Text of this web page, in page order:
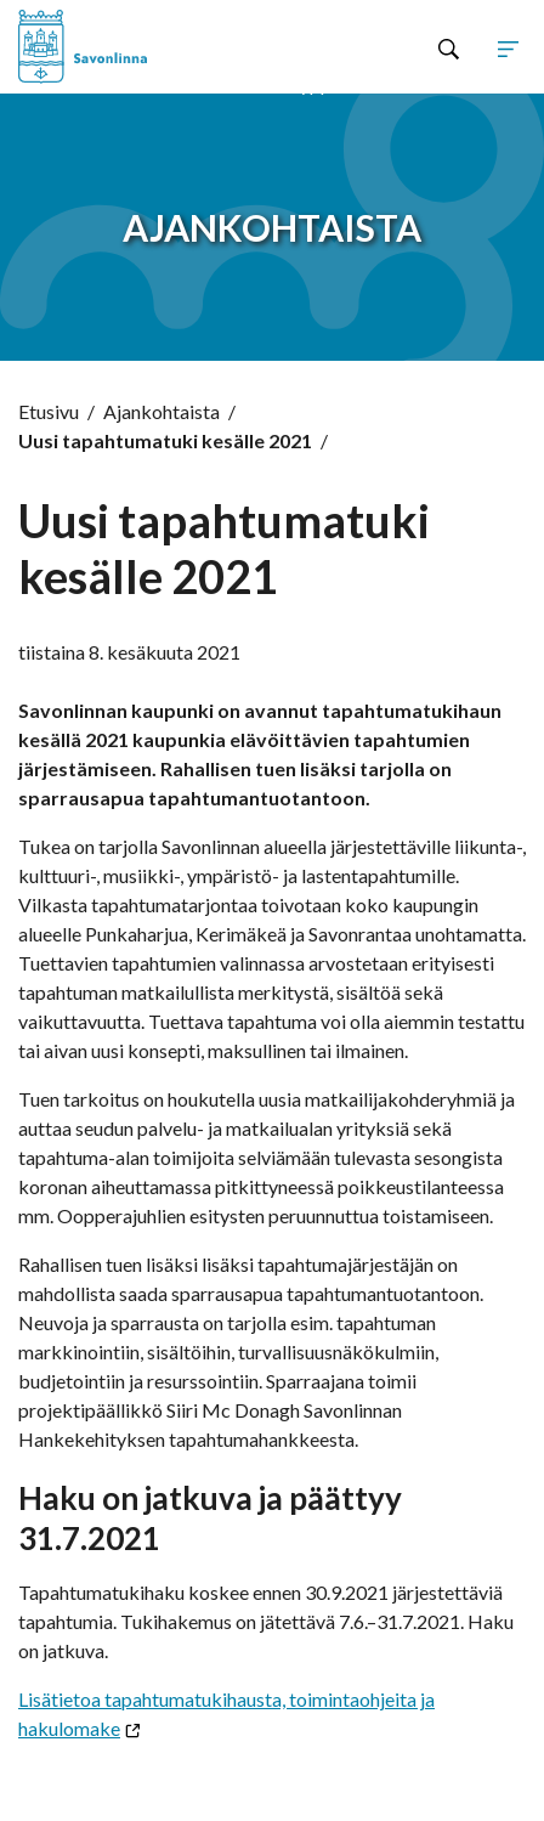
AJANKOHTAISTA
Etusivu / Ajankohtaista /
Uusi tapahtumatuki kesälle 2021 /
Uusi tapahtumatuki
kesälle 2021
tiistaina 8. kesäkuuta 2021
Savonlinnan kaupunki on avannut tapahtumatukihaun
kesällä 2021 kaupunkia elävöittävien tapahtumien
järjestämiseen. Rahallisen tuen lisäksi tarjolla on
sparrausapua tapahtumantuotantoon.
Tukea on tarjolla Savonlinnan alueella järjestettäville liikunta-,
kulttuuri-, musiikki-, ympäristö- ja lastentapahtumille.
Vilkasta tapahtumatarjontaa toivotaan koko kaupungin
alueelle Punkaharjua, Kerimäkeä ja Savonrantaa unohtamatta.
Tuettavien tapahtumien valinnassa arvostetaan erityisesti
tapahtuman matkailullista merkitystä, sisältöä sekä
vaikuttavuutta. Tuettava tapahtuma voi olla aiemmin testattu
tai aivan uusi konsepti, maksullinen tai ilmainen.
Tuen tarkoitus on houkutella uusia matkailijakohderyhmiä ja
auttaa seudun palvelu- ja matkailualan yrityksiä sekä
tapahtuma-alan toimijoita selviämään tulevasta sesongista
koronan aiheuttamassa pitkittyneessä poikkeustilanteessa
mm. Oopperajuhlien esitysten peruunnuttua toistamiseen.
Rahallisen tuen lisäksi lisäksi tapahtumajärjestäjän on
mahdollista saada sparrausapua tapahtumantuotantoon.
Neuvoja ja sparrausta on tarjolla esim. tapahtuman
markkinointiin, sisältöihin, turvallisuusnäkökulmiin,
budjetointiin ja resurssointiin. Sparraajana toimii
projektipäällikkö Siiri Mc Donagh Savonlinnan
Hankekehityksen tapahtumahankkeesta.
Haku on jatkuva ja päättyy
31.7.2021
Tapahtumatukihaku koskee ennen 30.9.2021 järjestettäviä
tapahtumia. Tukihakemus on jätettävä 7.6.–31.7.2021. Haku
on jatkuva.
Lisätietoa tapahtumatukihausta, toimintaohjeita ja
hakulomake